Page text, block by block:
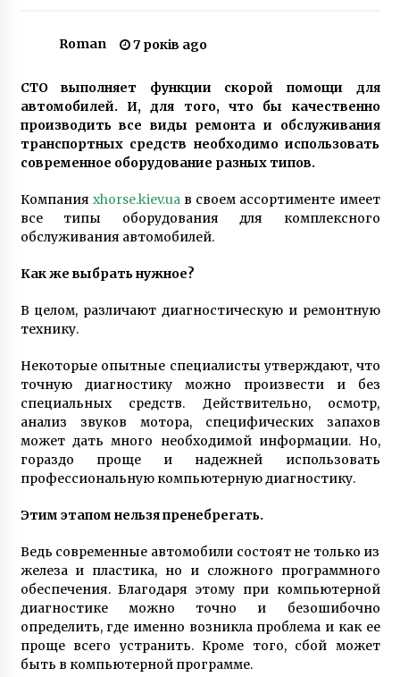
Місту Прип’ять – 55 років з дня заснування
Топ 5 стайлерів 2023 року
3 роки ago
СБУ затримала в Києві агента спецслужб РФ
5 років ago
10 років ago
На вулиці Кам’янській у Дарницькому районі
буде створено новий дитячий садок
4 роки ago
Roman 7 років ago
СТО выполняет функции скорой помощи для
автомобилей. И, для того, что бы качественно
производить все виды ремонта и обслуживания
транспортных средств необходимо использовать
современное оборудование разных типов.
Компания xhorse.kiev.uaв своем ассортименте имеет
все типы оборудования для комплексного
обслуживания автомобилей.
Как же выбрать нужное?
В целом, различают диагностическую и ремонтную
технику.
Некоторые опытные специалисты утверждают, что
точную диагностику можно произвести и без
специальных средств. Действительно, осмотр,
анализ звуков мотора, специфических запахов
может дать много необходимой информации. Но,
гораздо проще и надежней использовать
профессиональную компьютерную диагностику.
Этим этапом нельзя пренебрегать.
Ведь современные автомобили состоят не только из
железа и пластика, но и сложного программного
обеспечения. Благодаря этому при компьютерной
диагностике можно точно и безошибочно
определить, где именно возникла проблема и как ее
проще всего устранить. Кроме того, сбой может
быть в компьютерной программе.